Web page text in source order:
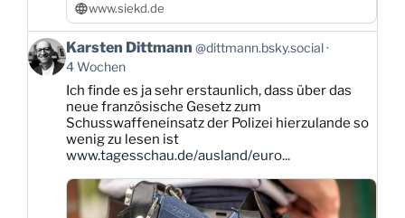
www.siekd.de
Beitrag
von
Karsten
Dittmann
Bluesky
ansehen
Karsten Dittmann @dittmann.bsky.social
4 Wochen
Ich finde es ja sehr erstaunlich, dass über das
neue französische Gesetz zum
Schusswaffeneinsatz der Polizei hierzulande so
wenig zu lesen ist
www.tagesschau.de/ausland/euro...